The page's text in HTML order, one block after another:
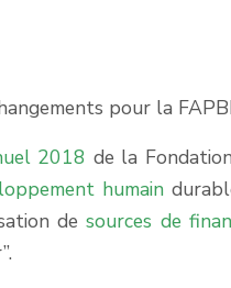
pour la
2018 de la
humain
desources de